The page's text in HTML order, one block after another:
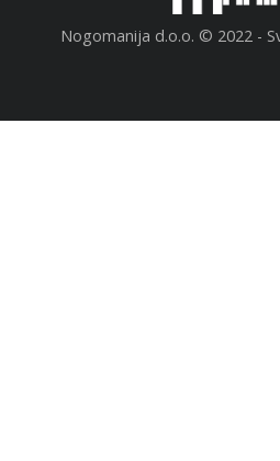
Nogomanija d.o.o. © 2022 -